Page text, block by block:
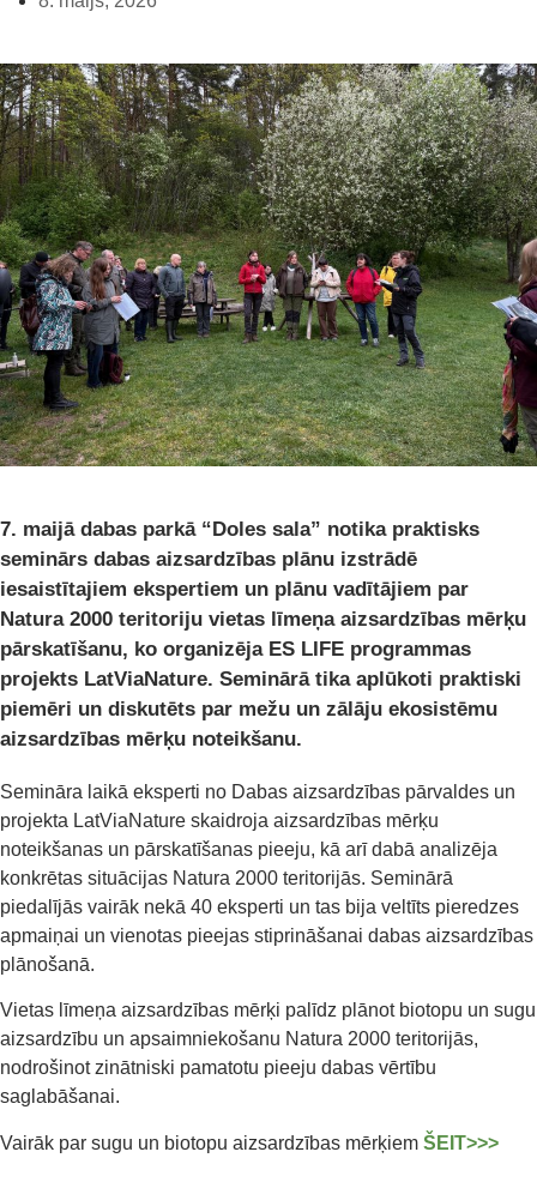
7. maijā dabas parkā “Doles sala” notika praktisks
seminārs dabas aizsardzības plānu izstrādē
iesaistītajiem ekspertiem un plānu vadītājiem par
Natura 2000 teritoriju vietas līmeņa aizsardzības mērķu
pārskatīšanu, ko organizēja ES LIFE programmas
projekts LatViaNature. Seminārā tika aplūkoti praktiski
piemēri un diskutēts par mežu un zālāju ekosistēmu
aizsardzības mērķu noteikšanu.
Semināra laikā eksperti no Dabas aizsardzības pārvaldes un
projekta LatViaNature skaidroja aizsardzības mērķu
noteikšanas un pārskatīšanas pieeju, kā arī dabā analizēja
konkrētas situācijas Natura 2000 teritorijās. Seminārā
piedalījās vairāk nekā 40 eksperti un tas bija veltīts pieredzes
apmaiņai un vienotas pieejas stiprināšanai dabas aizsardzības
plānošanā.
Vietas līmeņa aizsardzības mērķi palīdz plānot biotopu un sugu
aizsardzību un apsaimniekošanu Natura 2000 teritorijās,
nodrošinot zinātniski pamatotu pieeju dabas vērtību
saglabāšanai.
Vairāk par sugu un biotopu aizsardzības mērķiem ŠEIT>>>